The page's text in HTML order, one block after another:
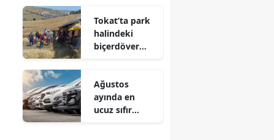
tehlike
Tokat’ta park
halindeki
biçerdöver
Ağustos
ayında en
ucuz sıfır